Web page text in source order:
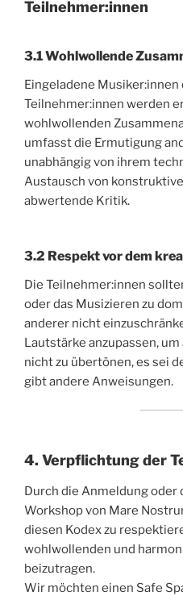
Teilnehmer:innen
3.1 Wohlwollende
Eingeladene Musiker:innen
Teilnehmer:innen werden
wohlwollenden
umfasst die Ermutigung
unabhängig von ihrem
Austausch von
abwertende Kritik.
3.2 Respekt vor dem
Die Teilnehmer:innen
oder das Musizieren zu
anderer nicht
Lautstärke anzupassen,
nicht zu übertönen, es sei
gibt andere Anweisungen.
4. Verpflichtung der
Durch die Anmeldung oder
Workshop von Mare
diesen Kodex zu
wohlwollenden und
beizutragen.
Wir möchten einen Safe